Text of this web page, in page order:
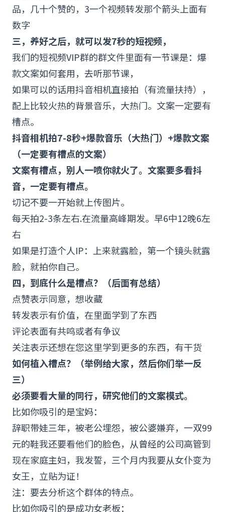
品，几十个赞的，3一个视频转发那个箭头上面有
数字
三，养好之后，就可以发7秒的短视频，
我们的短视频VIP群的群文件里面有一节课是：爆
款文案如何套用，去听那节课，
如果可以的话用抖音相机直接拍（有流量扶持），
配上比较火热的背景音乐，大热门。文案一定要有
槽点。
抖音相机拍7-8秒+爆款音乐（大热门）+爆款文案
（一定要有槽点的文案）
文案有槽点，别人一喷你就火了。文案要多看抖
音，一定要有槽点。
切记不要一开始就上传图片。
每天拍2-3条左右.在流量高峰期发。早6中12晚6左
右
如果是打造个人IP：上来就露脸，第一个镜头就露
脸，就拍你自己。
四，到底什么是槽点？（后面有总结）
点赞表示同意，想收藏
转发表示有价值，在里面学到了东西
评论表面有共鸣或者有争议
关注表示还想在您这里学到更多的东西，有干货
如何植入槽点？（举例给大家，然后你们举一反
三）
必须要看大量的同行，研究他们的文案模式。
比如你吸引的是宝妈：
辞职带娃三年，被老公埋怨，被公婆嫌弃，一双99
元的鞋我还要看他们的脸色，从曾经的公司高管到
现在家庭主妇，我发誓，三个月内我要从女仆变为
女王，立贴为证！
注：要去分析这个群体的特点。
比如你吸引的是成功女老板：